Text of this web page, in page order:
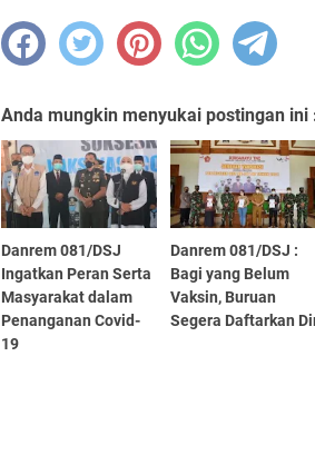
Anda mungkin menyukai postingan ini
Danrem 081/DSJ
Ingatkan Peran Serta
Masyarakat dalam
Penanganan Covid-
19
Danrem 081/DSJ :
Bagi yang Belum
Vaksin, Buruan
Segera Daftarkan